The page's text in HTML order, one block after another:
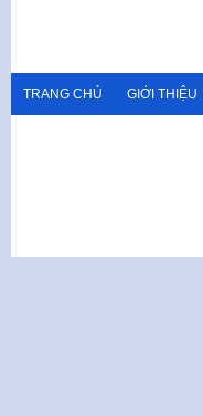
TRANG CHỦ GIỚI THIỆU